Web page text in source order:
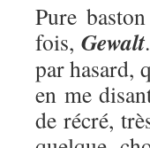
Pure
fois,Gewalt
par hasard,
en me
de récré,